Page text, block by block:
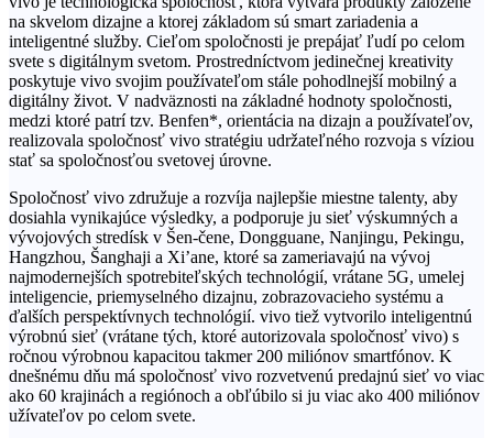
na skvelom dizajne a ktorej základom sú smart zariadenia a
inteligentné služby. Cieľom spoločnosti je prepájať ľudí po celom
svete s digitálnym svetom. Prostredníctvom jedinečnej kreativity
poskytuje vivo svojim používateľom stále pohodlnejší mobilný a
digitálny život. V nadväznosti na základné hodnoty spoločnosti,
medzi ktoré patrí tzv. Benfen*, orientácia na dizajn a používateľov,
realizovala spoločnosť vivo stratégiu udržateľného rozvoja s víziou
stať sa spoločnosťou svetovej úrovne.
Spoločnosť vivo združuje a rozvíja najlepšie miestne talenty, aby
dosiahla vynikajúce výsledky, a podporuje ju sieť výskumných a
vývojových stredísk v Šen-čene, Dongguane, Nanjingu, Pekingu,
Hangzhou, Šanghaji a Xi’ane, ktoré sa zameriavajú na vývoj
najmodernejších spotrebiteľských technológií, vrátane 5G, umelej
inteligencie, priemyselného dizajnu, zobrazovacieho systému a
ďalších perspektívnych technológií. vivo tiež vytvorilo inteligentnú
výrobnú sieť (vrátane tých, ktoré autorizovala spoločnosť vivo) s
ročnou výrobnou kapacitou takmer 200 miliónov smartfónov. K
dnešnému dňu má spoločnosť vivo rozvetvenú predajnú sieť vo viac
ako 60 krajinách a regiónoch a obľúbilo si ju viac ako 400 miliónov
užívateľov po celom svete.